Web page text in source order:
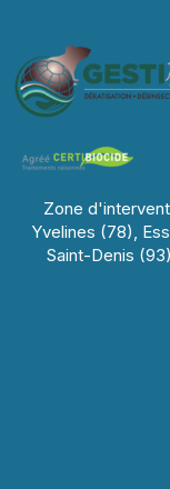
Zone
Yvelines (78),
Saint-Denis